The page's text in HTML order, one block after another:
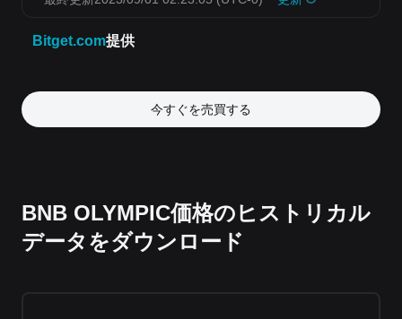
今すぐを売買する
BNB OLYMPIC価格のヒストリカル
データをダウンロード